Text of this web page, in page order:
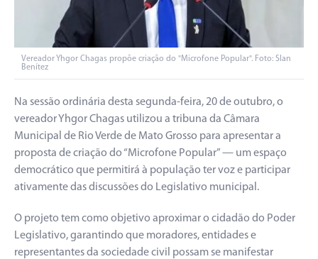
Vereador Yhgor Chagas propõe criação do "Microfone Popular". Foto: Slan
Benítez
Na sessão ordinária desta segunda-feira, 20 de outubro, o
vereador Yhgor Chagas utilizou a tribuna da Câmara
Municipal de Rio Verde de Mato Grosso para apresentar a
proposta de criação do “Microfone Popular” — um espaço
democrático que permitirá à população ter voz e participar
ativamente das discussões do Legislativo municipal.
O projeto tem como objetivo aproximar o cidadão do Poder
Legislativo, garantindo que moradores, entidades e
representantes da sociedade civil possam se manifestar